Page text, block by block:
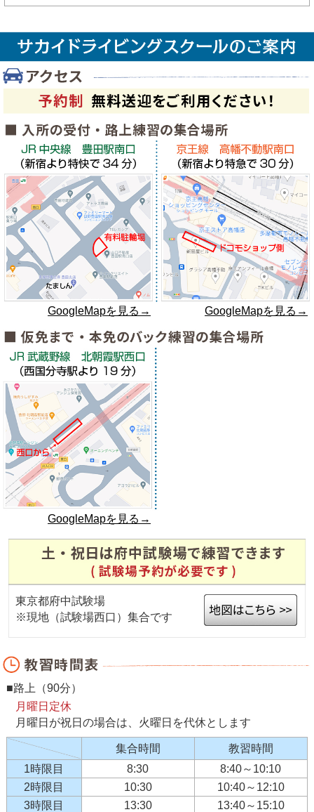
GoogleMapを見る→ GoogleMapを見る→
GoogleMapを見る→
東京都府中試験場
※現地（試験場西口）集合です
■路上（90分）
月曜日定休
月曜日が祝日の場合は、火曜日を代休とします
集合時間
教習時間
1時限目
8:30
8:40～10:10
2時限目
10:30
10:40～12:10
3時限目
13:30
13:40～15:10